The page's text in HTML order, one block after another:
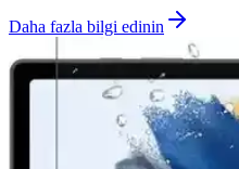
Daha fazla bilgi edinin